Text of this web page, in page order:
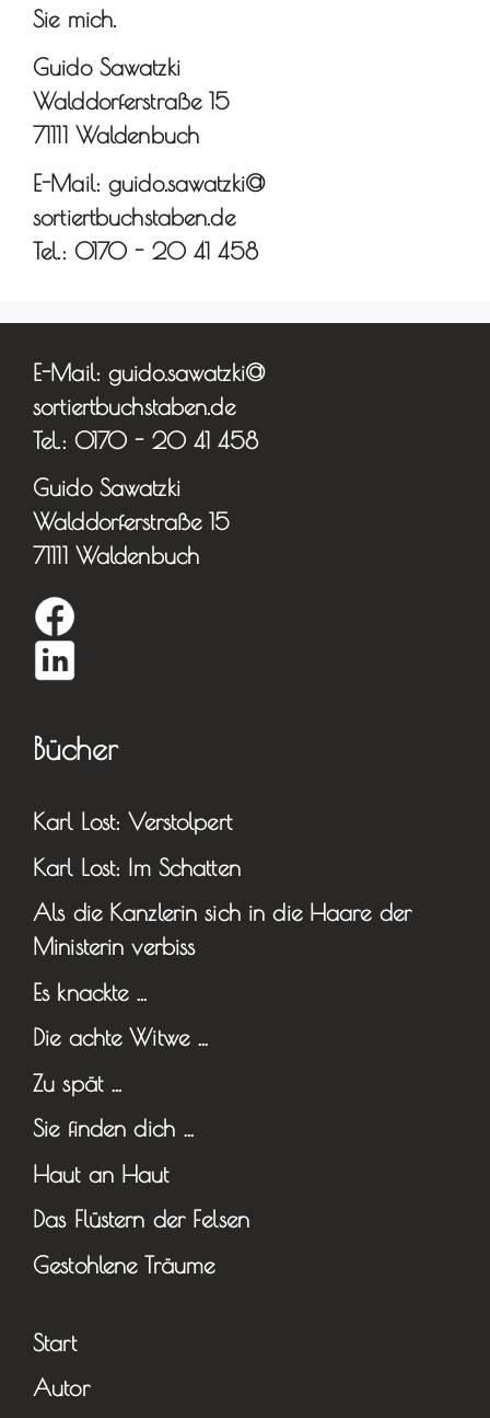
Sie mich.
Guido Sawatzki
Walddorferstraße 15
71111 Waldenbuch
E-Mail: guido.sawatzki@
sortiertbuchstaben.de
Tel.: 0170 - 20 41 458
E-Mail: guido.sawatzki@
sortiertbuchstaben.de
Tel.: 0170 - 20 41 458
Guido Sawatzki
Walddorferstraße 15
71111 Waldenbuch
Bücher
Karl Lost: Verstolpert
Karl Lost: Im Schatten
Als die Kanzlerin sich in die Haare der
Ministerin verbiss
Es knackte …
Die achte Witwe …
Zu spät …
Sie finden dich …
Haut an Haut
Das Flüstern der Felsen
Gestohlene Träume
Start
Autor